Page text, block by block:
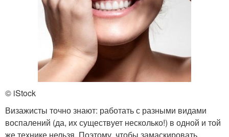
© iStock
Визажисты точно знают: работать с разными видами
воспалений (да, их существует несколько!) в одной и той